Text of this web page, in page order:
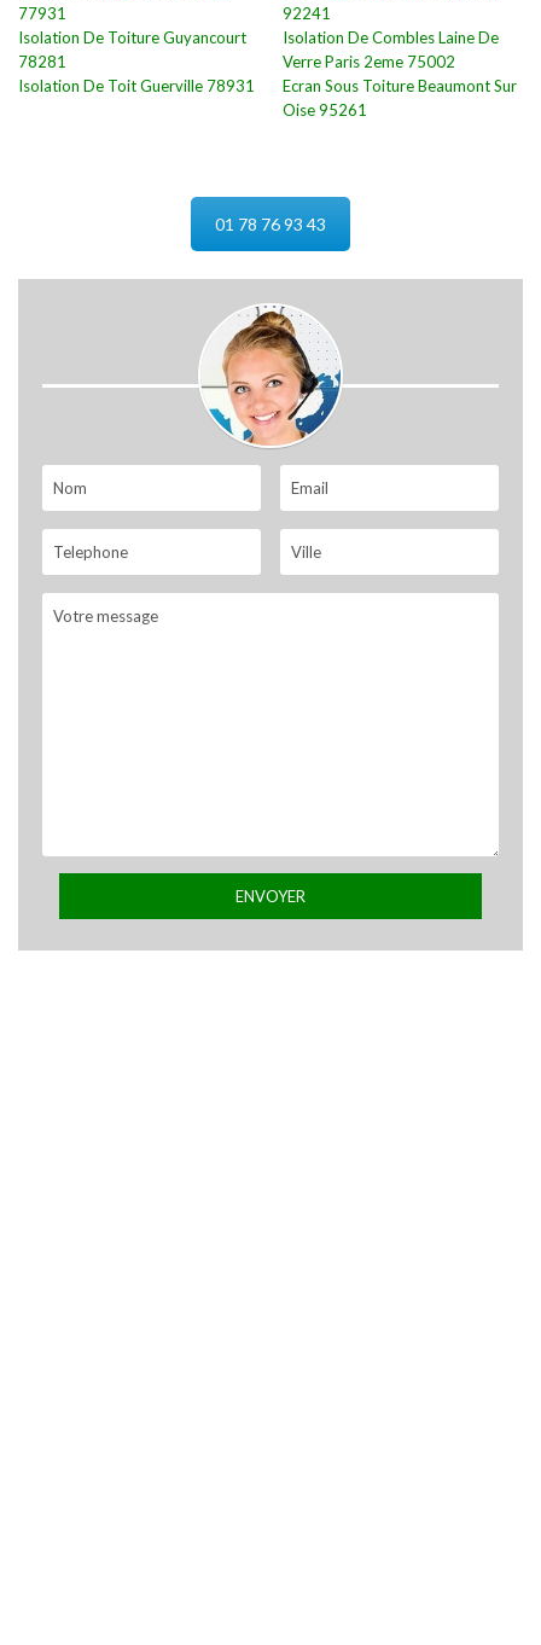
77931
Isolation De Toiture Guyancourt
78281
Isolation De Toit Guerville 78931
92241
Isolation De Combles Laine De
Verre Paris 2eme 75002
Ecran Sous Toiture Beaumont Sur
Oise 95261
01 78 76 93 43